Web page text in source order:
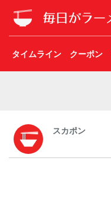
タイムライン クーポン
スカポン